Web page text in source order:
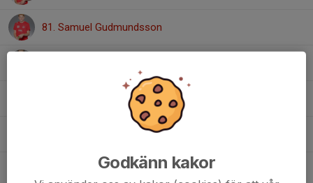
81. Samuel Gudmundsson
17. Theo Helle Samuelsson
9. Theo LindernyGodkänn kakor